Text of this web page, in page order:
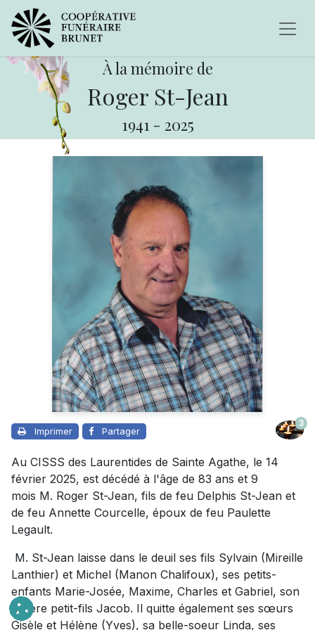
À la mémoire de
Roger St-Jean
1941 - 2025
Imprimer Partager
3
Au CISSS des Laurentides de Sainte Agathe, le 14
février 2025, est décédé à l'âge de 83 ans et 9
mois M. Roger St-Jean, fils de feu Delphis St-Jean et
de feu Annette Courcelle, époux de feu Paulette
Legault.
M. St-Jean laisse dans le deuil ses fils Sylvain (Mireille
Lanthier) et Michel (Manon Chalifoux), ses petits-
enfants Marie-Josée, Maxime, Charles et Gabriel, son
arrière petit-fils Jacob. Il quitte également ses sœurs
Gisèle et Hélène (Yves), sa belle-soeur Linda, ses